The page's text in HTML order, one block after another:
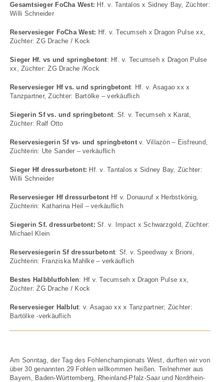
Gesamtsieger FoCha West: Hf. v. Tantalos x Sidney Bay, Züchter:
Willi Schneider
Reservesieger FoCha West: Hf. v. Tecumseh x Dragon Pulse xx,
Züchter: ZG Drache / Kock
Sieger Hf. vs und springbetont: Hf. v. Tecumseh x Dragon Pulse
xx, Züchter: ZG Drache /Kock
Reservesieger Hf vs. und springbetont: Hf. v. Asagao xx x
Tanzpartner, Züchter: Bartölke – verkäuflich
Siegerin Sf vs. und springbetont: Sf. v. Tecumseh x Karat,
Züchter: Ralf Otto
Reservesiegerin Sf vs- und springbetontv. Villazòn – Eisfreund,
Züchterin: Ute Sander – verkäuflich
Sieger Hf dressurbetont: Hf. v. Tantalos x Sidney Bay, Züchter:
Willi Schneider
Reservesieger Hf dressurbetont Hf v. Donauruf x Herbstkönig,
Züchterin: Katharina Heil – verkäuflich
Siegerin Sf. dressurbetont: Sf. v. Impact x Schwarzgold, Züchter:
Michael Klein
Reservesiegerin Sf dressurbetont: Sf. v. Speedway x Brioni,
Züchterin: Franziska Mahlke – verkäuflich
Bestes Halbblutfohlen: Hf v. Tecumseh x Dragon Pulse xx,
Züchter: ZG Drache / Kock
Reservesieger Halblut: v. Asagao xx x Tanzpartner; Züchter:
Bartölke -verkäuflich
Am Sonntag, der Tag des Fohlenchampionats West, durften wir von
über 30 genannten 29 Fohlen willkommen heißen. Teilnehmer aus
Bayern, Baden-Württemberg, Rheinland-Pfalz-Saar und Nordrhein-